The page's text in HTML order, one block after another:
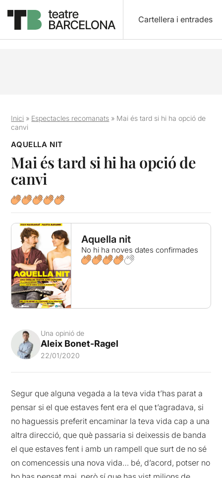
Cartellera i entrades
Inici » Espectacles recomanats » Mai és tard si hi ha opció de
canvi
AQUELLA NIT
Mai és tard si hi ha opció de
canvi
Aquella nit
No hi ha noves dates confirmades
Una opinió de
Aleix Bonet-Ragel
22/01/2020
Segur que alguna vegada a la teva vida t’has parat a
pensar si el que estaves fent era el que t’agradava, si
no haguessis preferit encaminar la teva vida cap a una
altra direcció, que què passaria si deixessis de banda
el que estaves fent i amb un rampell que surt de no sé
on comencessis una nova vida… bé, d’acord, potser no